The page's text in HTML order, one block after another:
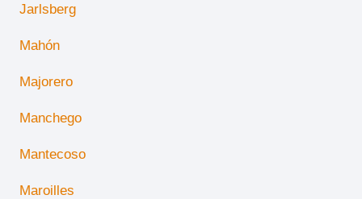
Jarlsberg
Mahón
Majorero
Manchego
Mantecoso
Maroilles